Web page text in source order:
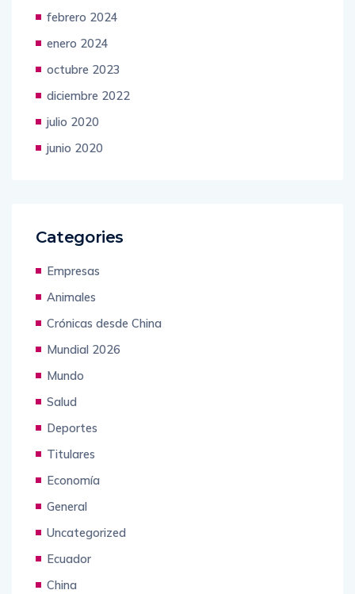
febrero 2024
enero 2024
octubre 2023
diciembre 2022
julio 2020
junio 2020
Categories
Empresas
Animales
Crónicas desde China
Mundial 2026
Mundo
Salud
Deportes
Titulares
Economía
General
Uncategorized
Ecuador
China